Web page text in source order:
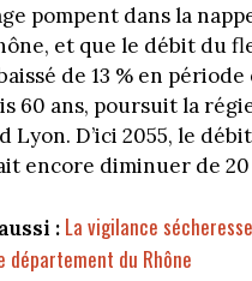
pompent dans la
et que le débit du
de 13 % en
60 ans, poursuit la
Lyon. D’ici 2055, le
encore diminuer de 20
: La vigilance
département du Rhône